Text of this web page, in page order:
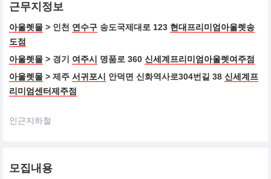
근무지정보
아울렛몰 > 인천 연수구 송도국제대로 123 현대프리미엄아울렛송
도점
아울렛몰 > 경기 여주시 명품로 360 신세계프리미엄아울렛여주점
아울렛몰 > 제주 서귀포시 안덕면 신화역사로304번길 38 신세계프
리미엄센터제주점
인근지하철
모집내용